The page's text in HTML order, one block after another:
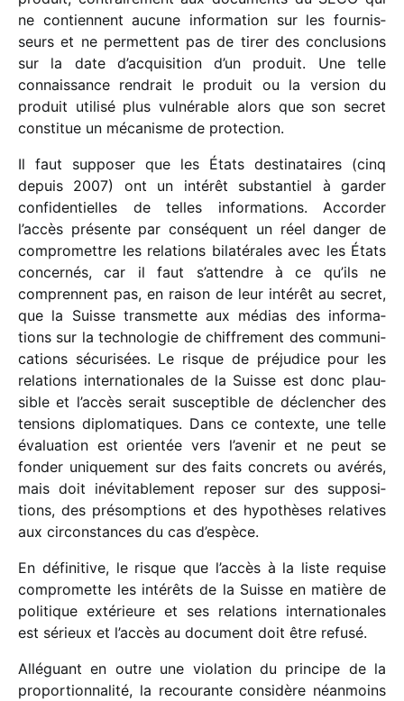
ne contiennent aucune infor­ma­tion sur les four­nis­
seurs et ne permettent pas de tirer des conclu­sions
sur la date d’acquisition d’un produit. Une telle
connais­sance rendrait le produit ou la version du
produit utilisé plus vulné­rable alors que son secret
consti­tue un méca­nisme de protection.
Il faut suppo­ser que les États desti­na­taires (cinq
depuis 2007) ont un inté­rêt substan­tiel à garder
confi­den­tielles de telles infor­ma­tions. Accorder
l’accès présente par consé­quent un réel danger de
compro­mettre les rela­tions bila­té­rales avec les États
concer­nés, car il faut s’attendre à ce qu’ils ne
comprennent pas, en raison de leur inté­rêt au secret,
que la Suisse trans­mette aux médias des infor­ma­
tions sur la tech­no­lo­gie de chif­fre­ment des commu­ni­
ca­tions sécu­ri­sées. Le risque de préju­dice pour les
rela­tions inter­na­tio­nales de la Suisse est donc plau­
sible et l’accès serait suscep­tible de déclen­cher des
tensions diplo­ma­tiques. Dans ce contexte, une telle
évalua­tion est orien­tée vers l’avenir et ne peut se
fonder unique­ment sur des faits concrets ou avérés,
mais doit inévi­ta­ble­ment repo­ser sur des suppo­si­
tions, des présomp­tions et des hypo­thèses rela­tives
aux circons­tances du cas d’espèce.
En défi­ni­tive, le risque que l’accès à la liste requise
compro­mette les inté­rêts de la Suisse en matière de
poli­tique exté­rieure et ses rela­tions inter­na­tio­nales
est sérieux et l’accès au docu­ment doit être refusé.
Alléguant en outre une viola­tion du prin­cipe de la
propor­tion­na­lité, la recou­rante consi­dère néan­moins